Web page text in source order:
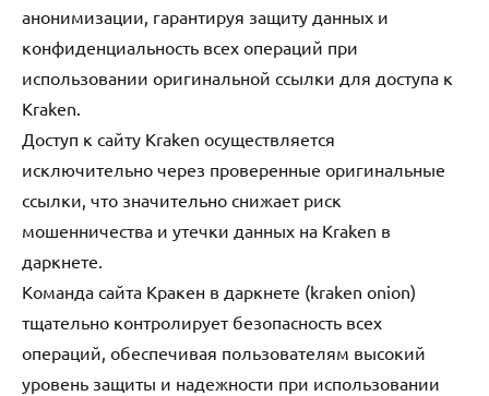
анонимизации, гарантируя защиту данных и
конфиденциальность всех операций при
использовании оригинальной ссылки для доступа к
Kraken.
Доступ к сайту Kraken осуществляется
исключительно через проверенные оригинальные
ссылки, что значительно снижает риск
мошенничества и утечки данных на Kraken в
даркнете.
Команда сайта Кракен в даркнете (kraken onion)
тщательно контролирует безопасность всех
операций, обеспечивая пользователям высокий
уровень защиты и надежности при использовании